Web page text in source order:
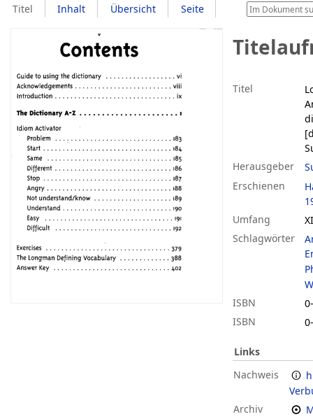
Titel Inhalt Übersicht Seite
Titel
Herausgeber
Erschienen
Umfang
Schlagwörter
ISBN
ISBN
Links
Nachweis
Archiv